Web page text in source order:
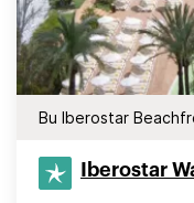
Bu Iberostar
Iberostar